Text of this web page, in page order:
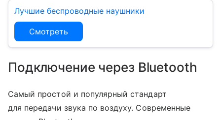
Лучшие беспроводные наушники
Смотреть
Подключение через Bluetooth
Самый простой и популярный стандарт
для передачи звука по воздуху. Современные